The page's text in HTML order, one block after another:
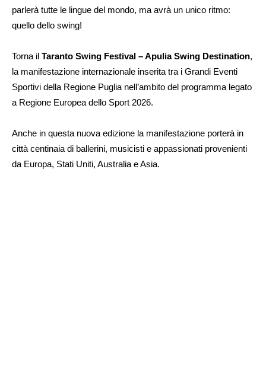
parlerà tutte le lingue del mondo, ma avrà un unico ritmo:
quello dello swing!
Torna il Taranto Swing Festival – Apulia Swing Destination,
la manifestazione internazionale inserita tra i Grandi Eventi
Sportivi della Regione Puglia nell’ambito del programma legato
a Regione Europea dello Sport 2026.
Anche in questa nuova edizione la manifestazione porterà in
città centinaia di ballerini, musicisti e appassionati provenienti
da Europa, Stati Uniti, Australia e Asia.